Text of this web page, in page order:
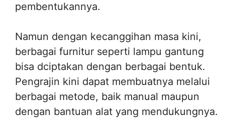
pembentukannya.
Namun dengan kecanggihan masa kini,
berbagai furnitur seperti lampu gantung
bisa dciptakan dengan berbagai bentuk.
Pengrajin kini dapat membuatnya melalui
berbagai metode, baik manual maupun
dengan bantuan alat yang mendukungnya.